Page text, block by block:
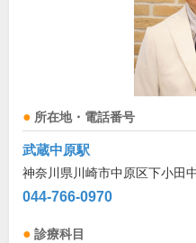
所在地・電話番号
武蔵中原駅
神奈川県川崎市中原区下小田
044-766-0970
診療科目